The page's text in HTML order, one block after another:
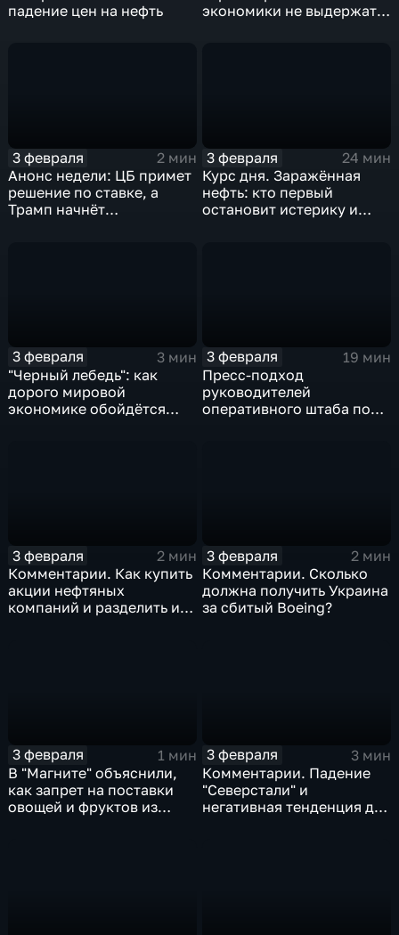
падение цен на нефть
экономики не выдержат
3 февраля
2 мин
Анонс недели: ЦБ примет
решение по ставке, а
Трамп начнёт
3 февраля
24 мин
Курс дня. Заражённая
нефть: кто первый
остановит истерику и
3 февраля
3 мин
"Черный лебедь": как
дорого мировой
экономике обойдётся
3 февраля
19 мин
Пресс-подход
руководителей
оперативного штаба по
3 февраля
2 мин
Комментарии. Как купить
акции нефтяных
компаний и разделить их
3 февраля
2 мин
Комментарии. Сколько
должна получить Украина
за сбитый Boeing?
3 февраля
1 мин
В "Магните" объяснили,
как запрет на поставки
овощей и фруктов из
3 февраля
3 мин
Комментарии. Падение
"Северстали" и
негативная тенденция для